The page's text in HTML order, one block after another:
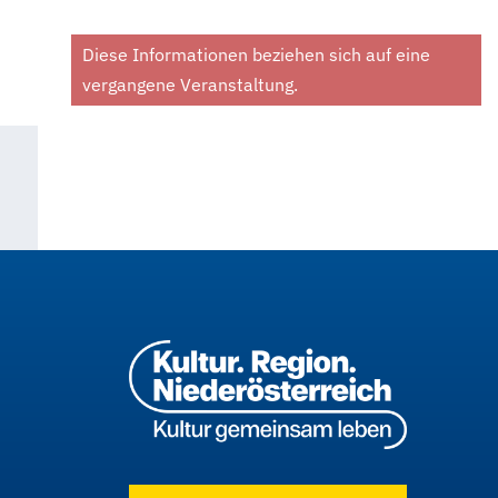
Diese Informationen beziehen sich auf eine
vergangene Veranstaltung.